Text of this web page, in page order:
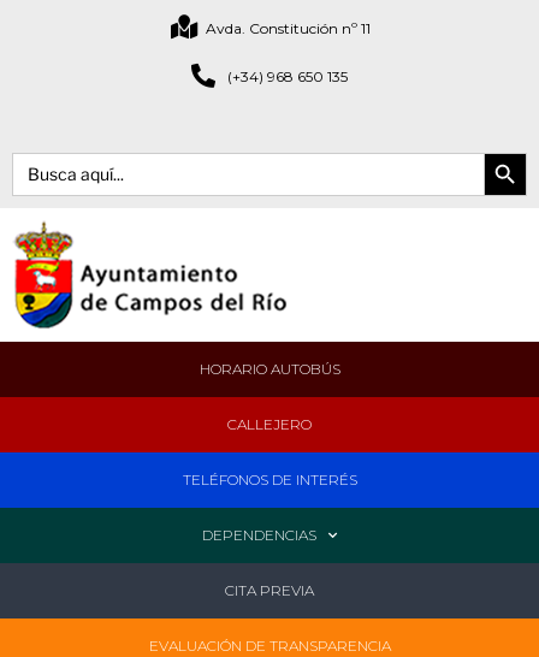
Avda. Constitución nº 11
(+34) 968 650 135
Buscar: Botón de
HORARIO AUTOBÚS
CALLEJERO
TELÉFONOS DE INTERÉS
DEPENDENCIAS
CITA PREVIA
EVALUACIÓN DE TRANSPARENCIA